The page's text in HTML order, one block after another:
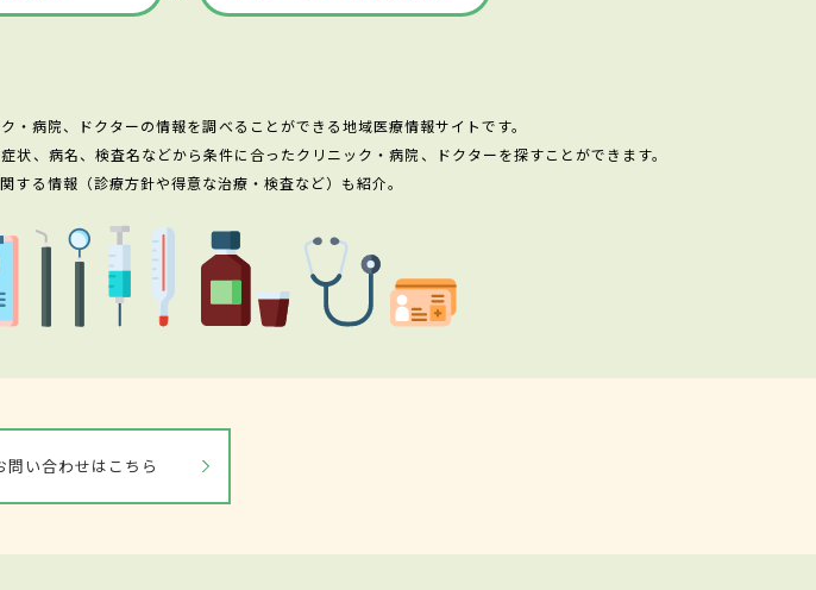
病院、ドクターの情報を調べることができる地域医療情報サイトです。
、病名、検査名などから条件に合ったクリニック・病院、ドクターを探すことができます。
る情報（診療方針や得意な治療・検査など）も紹介。
問い合わせはこちら